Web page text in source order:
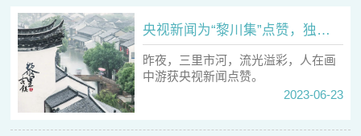
央视新闻为“黎川集”点赞，独特江南古韵响彻端午佳节
昨夜，三里市河，流光溢彩，人在画
中游获央视新闻点赞。
2023-06-23